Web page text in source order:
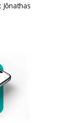
Jônathas